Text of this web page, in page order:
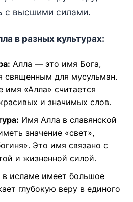
с высшими силами.
в разных культурах:
Алла — это имя Бога,
священным для мусульман.
имя «Алла» считается
и значимых слов.
Имя Алла в славянской
значение «свет»,
Это имя связано с
и жизненной силой.
исламе имеет большое
глубокую веру в единого